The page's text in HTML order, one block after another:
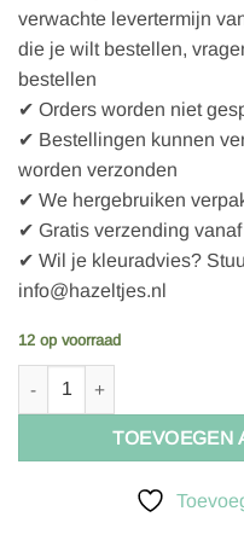
verwachte levertermijn
die je wilt bestellen,
bestellen
✔ Orders worden niet
✔ Bestellingen kunnen
worden verzonden
✔ We hergebruiken
✔ Gratis verzending
✔ Wil je kleuradvies?
info@hazeltjes.nl
12 op voorraad
Nordanro Alice Stone Woven
TOEVOEGEN